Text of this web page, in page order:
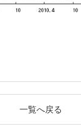
一覧へ戻る